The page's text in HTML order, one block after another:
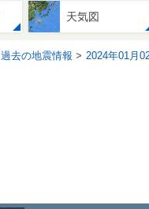
天気図
過去の地震情報 2024年01月